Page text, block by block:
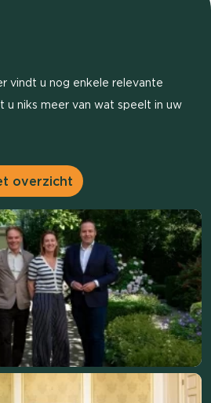
vindt u nog enkele relevante
u niks meer van wat speelt in uw
overzicht